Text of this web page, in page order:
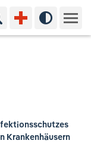
Suchbegriff eingeben
Hoher
Krankenhäusern